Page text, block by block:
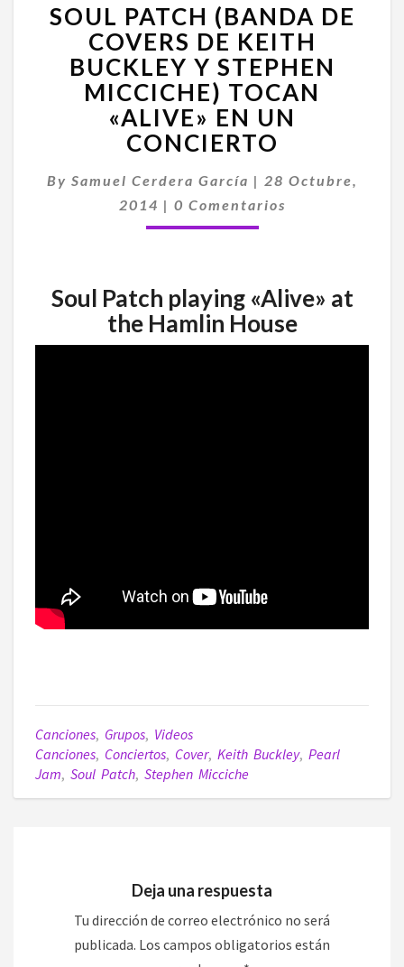
PATCH
(BANDA
DE
COVERS
DE
KEITH
BUCKLEY
Y
STEPHEN
MICCICHE)
TOCAN
«ALIVE»
CONCIERTO
SOUL PATCH (BANDA DE
COVERS DE KEITH
BUCKLEY Y STEPHEN
MICCICHE) TOCAN
«ALIVE» EN UN
CONCIERTO
By Samuel Cerdera García | 28 Octubre,
2014 | Comentarios
0 Comentarios
Soul Patch playing «Alive» at
the Hamlin House
Canciones, Grupos, Videos
Canciones, Conciertos, Cover, Keith Buckley, Pearl
Jam, Soul Patch, Stephen Micciche
Deja una respuesta
Tu dirección de correo electrónico no será
publicada. Los campos obligatorios están